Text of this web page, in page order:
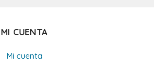
MI CUENTA
Mi cuenta